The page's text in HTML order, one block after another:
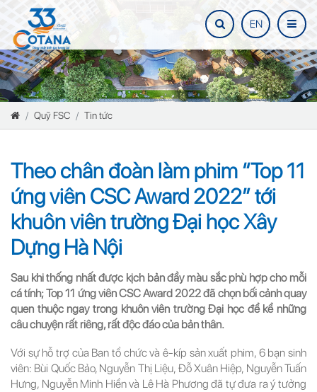
EN
Quỹ FSC Tin tức
Theo chân đoàn làm phim “Top 11
ứng viên CSC Award 2022” tới
khuôn viên trường Đại học Xây
Dựng Hà Nội
Sau khi thống nhất được kịch bản đầy màu sắc phù hợp cho mỗi
cá tính; Top 11 ứng viên CSC Award 2022 đã chọn bối cảnh quay
quen thuộc ngay trong khuôn viên trường Đại học để kể những
câu chuyện rất riêng, rất độc đáo của bản thân.
Với sự hỗ trợ của Ban tổ chức và ê-kíp sản xuất phim, 6 bạn sinh
viên: Bùi Quốc Bảo, Nguyễn Thị Liệu, Đỗ Xuân Hiệp, Nguyễn Tuấn
Hưng, Nguyễn Minh Hiền và Lê Hà Phương đã tự đưa ra ý tưởng